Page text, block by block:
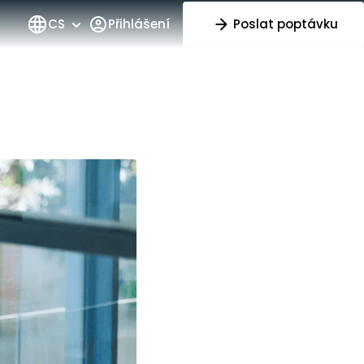
CS Přihlášení Poslat poptávku